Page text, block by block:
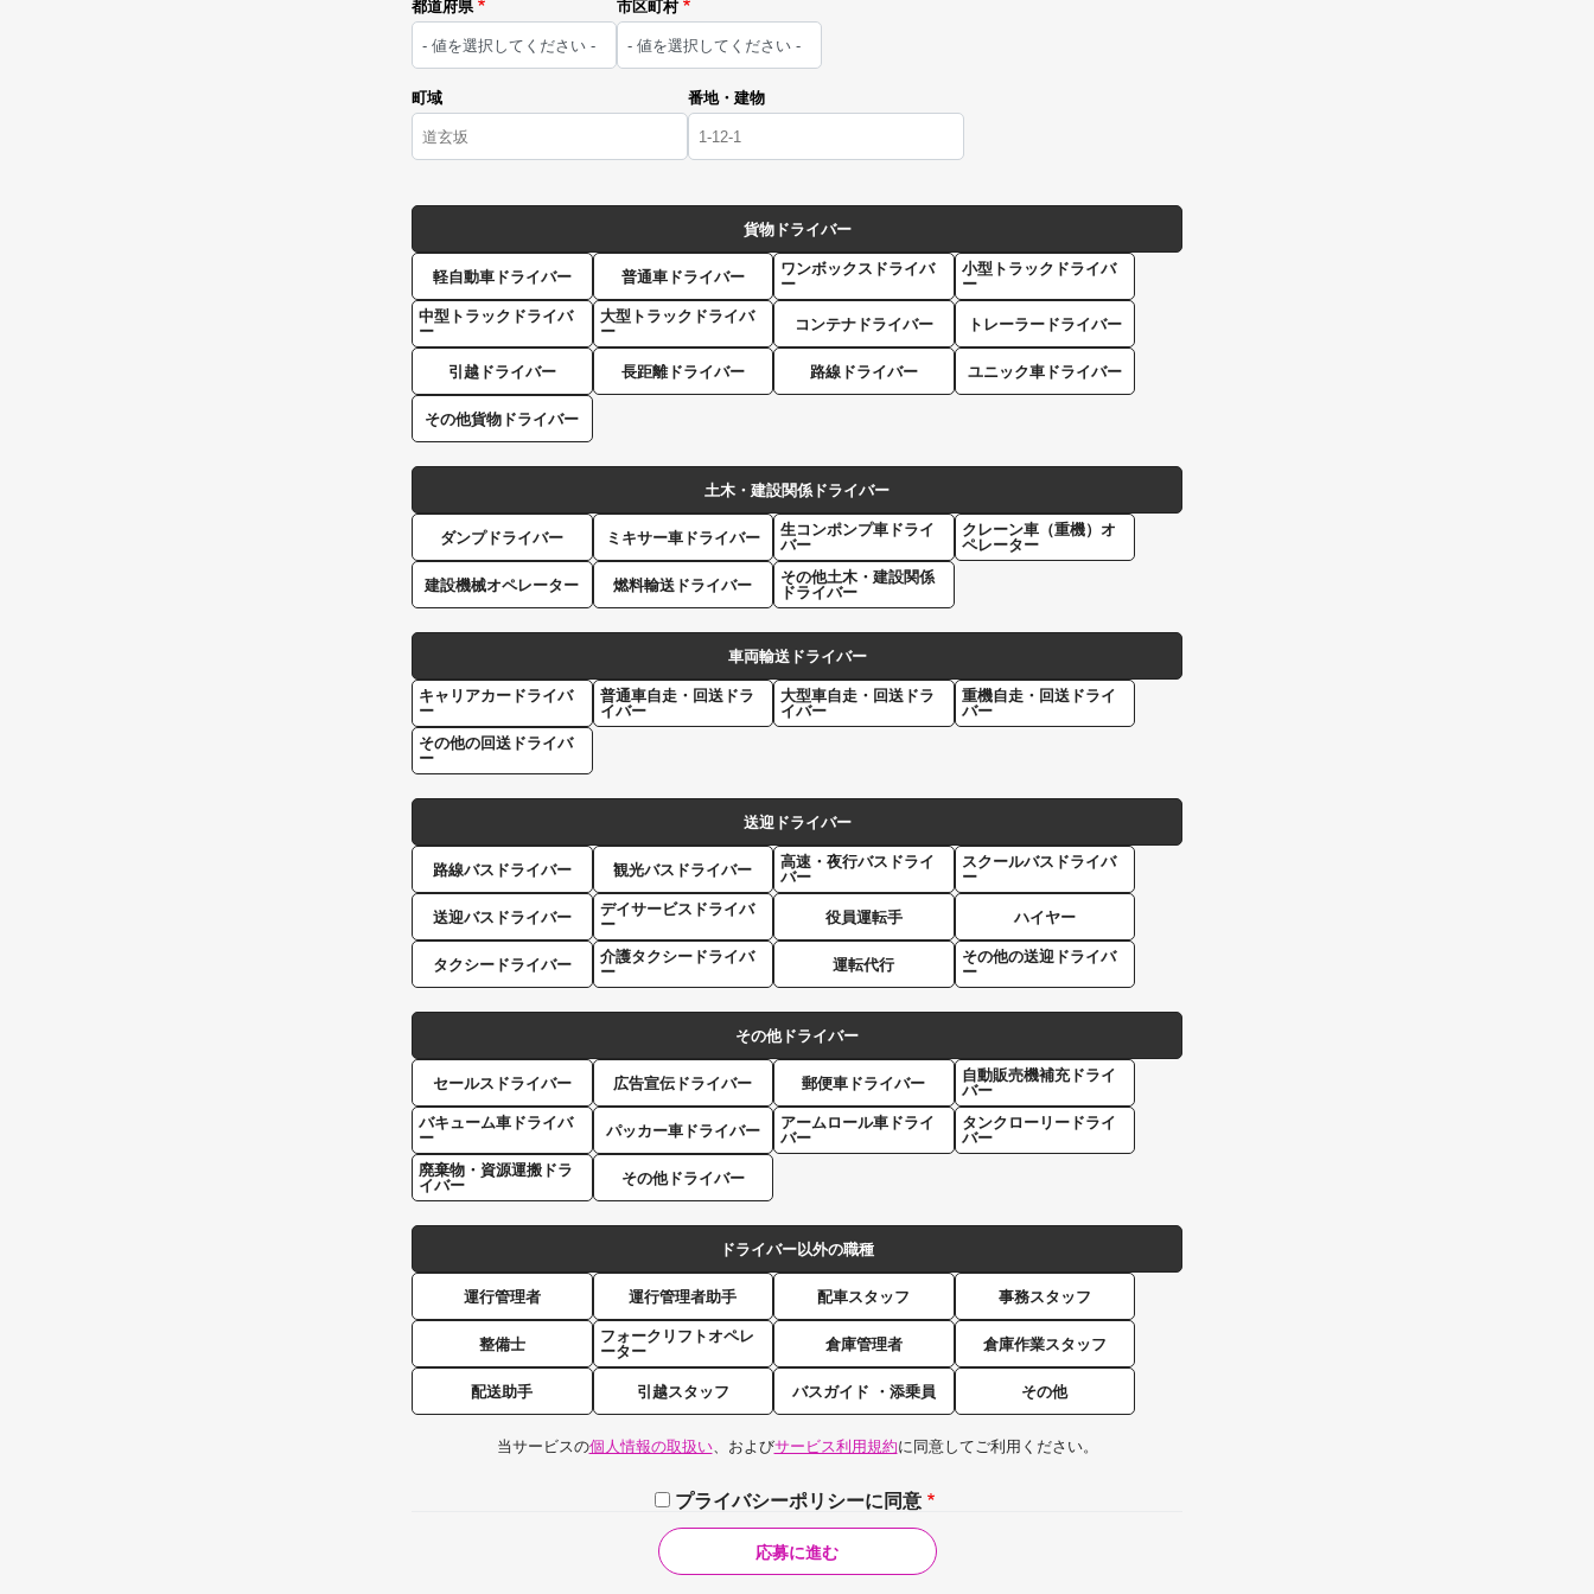
都道府県 市区町村
町域 番地・建物
貨物ドライバー
軽自動車ドライバー 普通車ドライバー
ワンボックスドライバ
ー
小型トラックドライバ
ー
中型トラックドライバ
ー
大型トラックドライバ
ー
コンテナドライバー トレーラードライバー
引越ドライバー 長距離ドライバー 路線ドライバー ユニック車ドライバー
その他貨物ドライバー
土木・建設関係ドライバー
ダンプドライバー ミキサー車ドライバー
生コンポンプ車ドライ
バー
クレーン車（重機）オ
ペレーター
建設機械オペレーター 燃料輸送ドライバー
その他土木・建設関係
ドライバー
車両輸送ドライバー
キャリアカードライバ
ー
普通車自走・回送ドラ
イバー
大型車自走・回送ドラ
イバー
重機自走・回送ドライ
バー
その他の回送ドライバ
ー
送迎ドライバー
路線バスドライバー 観光バスドライバー
高速・夜行バスドライ
バー
スクールバスドライバ
ー
送迎バスドライバー
デイサービスドライバ
ー
役員運転手 ハイヤー
タクシードライバー
介護タクシードライバ
ー
運転代行
その他の送迎ドライバ
ー
その他ドライバー
セールスドライバー 広告宣伝ドライバー 郵便車ドライバー
自動販売機補充ドライ
バー
バキューム車ドライバ
ー
パッカー車ドライバー
アームロール車ドライ
バー
タンクローリードライ
バー
廃棄物・資源運搬ドラ
イバー
その他ドライバー
ドライバー以外の職種
運行管理者 運行管理者助手 配車スタッフ 事務スタッフ
整備士
フォークリフトオペレ
ーター
倉庫管理者 倉庫作業スタッフ
配送助手 引越スタッフ バスガイド ・添乗員 その他
当サービスの個人情報の取扱い、およびサービス利用規約に同意してご利用ください。
プライバシーポリシーに同意